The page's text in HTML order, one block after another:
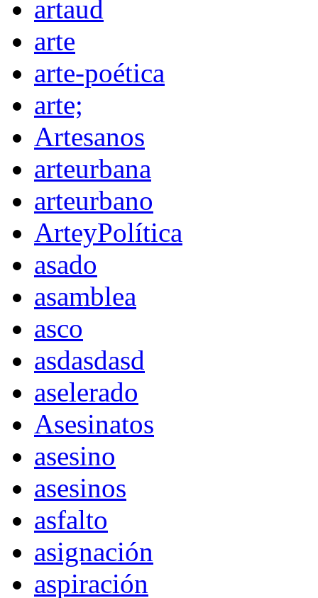
artaud
arte
arte-poética
arte;
Artesanos
arteurbana
arteurbano
ArteyPolítica
asado
asamblea
asco
asdasdasd
aselerado
Asesinatos
asesino
asesinos
asfalto
asignación
aspiración